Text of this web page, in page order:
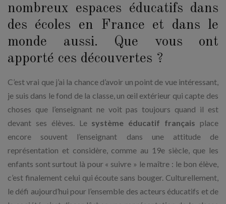
nombreux espaces éducatifs dans
des écoles en France et dans le
monde aussi. Que vous ont
apporté ces découvertes ?
C’est vrai que j’ai la chance d’avoir un point de vue intéressant,
je suis dans le fond de la classe, un œil extérieur qui capte des
choses que l’enseignant ne voit pas toujours quand il est
devant ses élèves. Lesystème éducatif français place
encore souvent l’enseignant dans une attitude de
représentation et considère, comme au 19e siècle, que les
enfants sont surtout là pour « suivre » le maître : le bon élève,
c’est finalement celui qui écoute sans bouger. Culturellement,
le défi aujourd’hui pour l’ensemble des acteurs éducatifs et de